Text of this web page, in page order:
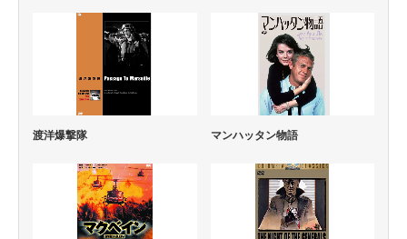
渡洋爆撃隊 マンハッタン物語